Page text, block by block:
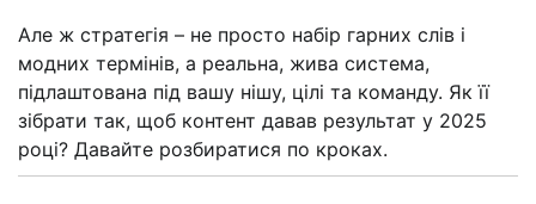
Але ж стратегія – не просто набір гарних слів і
модних термінів, а реальна, жива система,
підлаштована під вашу нішу, цілі та команду. Як її
зібрати так, щоб контент давав результат у 2025
році? Давайте розбиратися по кроках.